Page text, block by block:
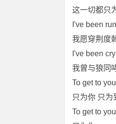
这一切都只
I've been
我愿穿荆度
I've been
我曾与狼同
To get to
只为你 只为
To get to you